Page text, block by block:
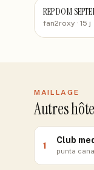
REP DOM
fan2roxy · 15 j
MAILLAGE
Autres
1
Club
punta